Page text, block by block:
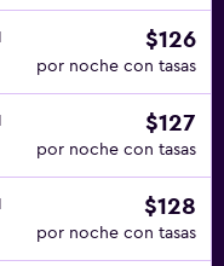
$126
por noche con tasas
$127
por noche con tasas
$128
por noche con tasas